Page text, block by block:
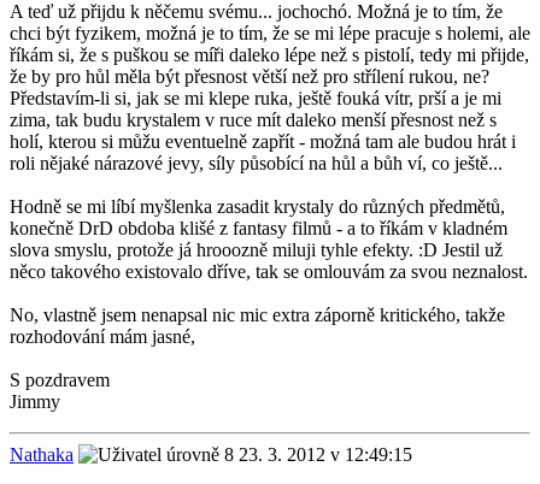
A teď už přijdu k něčemu svému... jochochó. Možná je to tím, že
chci být fyzikem, možná je to tím, že se mi lépe pracuje s holemi, ale
říkám si, že s puškou se míři daleko lépe než s pistolí, tedy mi přijde,
že by pro hůl měla být přesnost větší než pro střílení rukou, ne?
Představím-li si, jak se mi klepe ruka, ještě fouká vítr, prší a je mi
zima, tak budu krystalem v ruce mít daleko menší přesnost než s
holí, kterou si můžu eventuelně zapřít - možná tam ale budou hrát i
roli nějaké nárazové jevy, síly působící na hůl a bůh ví, co ještě...
Hodně se mi líbí myšlenka zasadit krystaly do různých předmětů,
konečně DrD obdoba klišé z fantasy filmů - a to říkám v kladném
slova smyslu, protože já hrooozně miluji tyhle efekty. :D Jestil už
něco takového existovalo dříve, tak se omlouvám za svou neznalost.
No, vlastně jsem nenapsal nic mic extra záporně kritického, takže
rozhodování mám jasné,
S pozdravem
Jimmy
Nathaka
23. 3. 2012 v 12:49:15